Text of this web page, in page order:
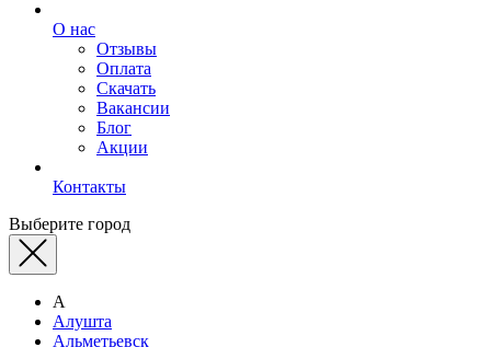
О нас
Отзывы
Оплата
Скачать
Вакансии
Блог
Акции
Контакты
Выберите город
А
Алушта
Альметьевск